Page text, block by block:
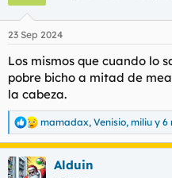
e
:
23 Sep 2024
Los mismos que cuando lo
pobre bicho a mitad de
la cabeza.
R
e
a
c
mamadax, Venisio, miliu y 6
Alduin